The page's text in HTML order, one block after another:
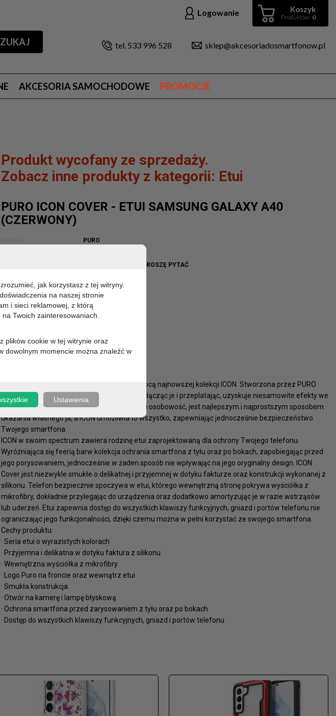
Koszyk
Produktów: 0
Logowanie
tel. 533 996 528 sklep@akcesoriadosmartfonow.pl
AKCESORIA SAMOCHODOWE PROMOCJE
Produkt wycofany ze sprzedaży.
Zobacz inne produkty z kategorii: Etui
PURO ICON COVER - ETUI SAMSUNG GALAXY A40
(CZERWONY)
PURO
CHWILOWO BRAK - PROSZĘ PYTAĆ
65,03 zł
Wyraź siebie, swoje emocje i uczucia za pomocą najnowszej kolekcji ICON. Stworzona przez PURO
seria bierze na cel kolor i jego różne odcienie, łącząc je i przeplatając, uzyskuje niesamowite efekty we
wszystkich swoich etui. Kolor wyraża emocje i osobowość, jest najlepszym i najprostszym sposobem
ukazania własnego ja, a ICON umożliwia to wszystko, zapewniając jednocześnie bezpieczeństwo
Twojego smartfona.
ICON w swoim spectrum zawiera rodzinę etui zaprojektowaną dla ochrony Twojego telefonu.
Wyróżniająca się feerią barw kolekcja ochrania smartfona z tyłu oraz po bokach, zapobiegając przed
jego porysowaniem, jednocześnie w żaden sposób nie wpływając na jego oryginalny design. ICON
Cover jest niezwykle smukłe o delikatnej i przyjemnej w dotyku fakturze oraz konstrukcji wykonanej z
silikonu. Telefon bezpiecznie spoczywa w etui, którego wewnętrzną stronę pokrywa wyściółka z
mikrofibry, dokładnie przylegając do urządzenia oraz dodatkowo amortyzując je w razie wstrząsów
lub uderzeń. Etui zapewnia dostęp do wszystkich klawiszy funkcyjnych, gniazd i portów telefonu nie
ograniczając jego funkcjonalności, dzięki czemu można w pełni korzystać ze swojego smartfona.
Cechy produktu:
· Seria etui o wyrazistych kolorach
· Przyjemna i delikatna w dotyku faktura z silikonu
· Wewnętrzna wyściółka z mikrofibry
· Logo Puro na froncie oraz wewnątrz etui
· Smukła konstrukcja
· Otwór na kamerę i lampę błyskową
· Ochrona smartfona przed zarysowaniem z tyłu oraz po bokach
· Dostęp do wszystkich klawiszy funkcyjnych, gniazd i portów telefonu
jak korzystasz z tej witryny.
na naszej stronie
i sieci reklamowej, z którą
Twoich zainteresowaniach.
plików cookie w tej witrynie oraz
dowolnym momencie można znaleźć w
Ustawienia